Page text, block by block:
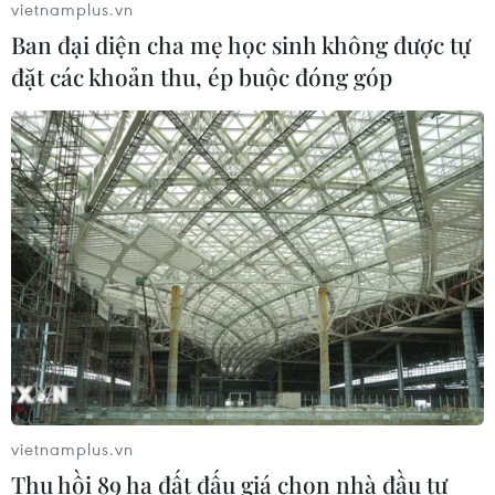
CƠ QUAN CHỦ QUẢN: THÔNG TẤN XÃ VIỆT NAM
Tổng Biên tập: TRẦN TIẾN DUẨN
Phó Tổng Biên tập: NGUYỄN THỊ TÁM, KHÚC THANH
THỦY
Sở hữu trí tuệ
Quy định sử dụng
RSS
Hỗ trợ
Ngôn ngữ
TTXVN
Dịch vụ tin
Quảng cáo
Liên hệ
vietnamplus.vn
Ban đại diện cha mẹ học sinh không được tự
đặt các khoản thu, ép buộc đóng góp
vietnamplus.vn
Thu hồi 89 ha đất đấu giá chọn nhà đầu tư